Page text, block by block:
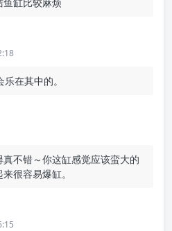
在其中的。
不错～你这缸感觉应该蛮大的
很容易爆缸。